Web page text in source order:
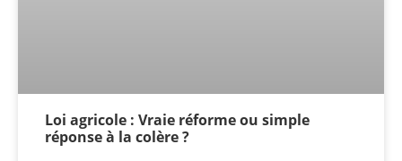
Loi agricole : Vraie réforme ou simple
réponse à la colère ?